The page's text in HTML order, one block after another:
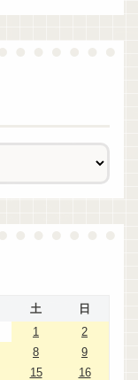
土
日
1
2
8
9
15
16